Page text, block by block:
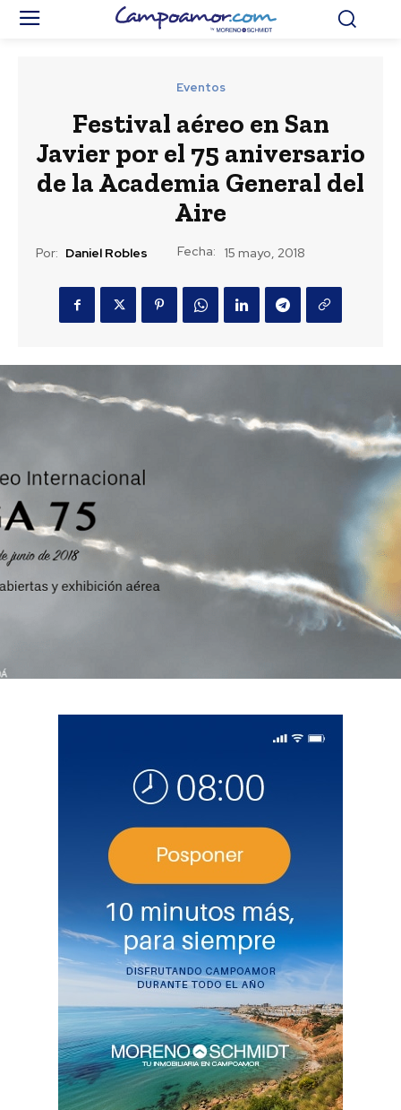
Eventos
Festival aéreo en San
Javier por el 75 aniversario
de la Academia General del
Aire
Por: Daniel Robles Fecha: 15 mayo, 2018